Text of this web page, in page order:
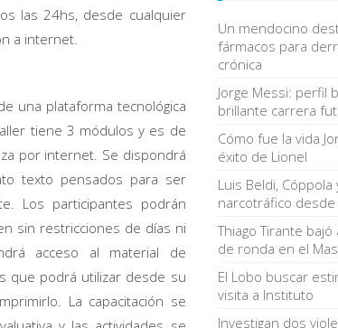
las 24hs, desde cualquier
a internet.
una plataforma tecnológica
tiene 3 módulos y es de
por internet. Se dispondrá
texto pensados para ser
Los participantes podrán
sin restricciones de días ni
acceso al material de
que podrá utilizar desde su
La capacitación se
Un mendocino
fármacos para
crónica
Jorge Messi: perfil
brillante carrera
Cómo fue la vida
éxito de Lionel
Luis Beldi,
narcotráfico
Thiago Tirante
de ronda en el
El Lobo buscar
visita a Instituto
Investigan dos